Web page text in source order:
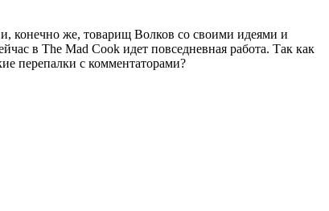
конечно же, товарищ Волков со своими идеями и
в The Mad Cook идет повседневная работа. Так как
перепалки с комментаторами?